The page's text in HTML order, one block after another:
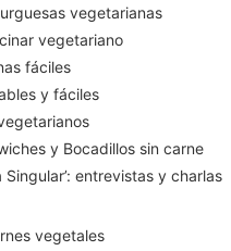
vegetarianas
vegetariano
fáciles
y fáciles
y Bocadillos sin carne
Singular’: entrevistas y charlas
vegetales